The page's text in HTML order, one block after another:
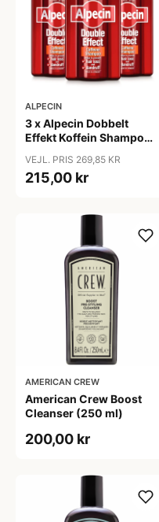
ALPECIN
3 x Alpecin Dobbelt
Effekt Koffein Shampoo
VEJL. PRIS 269,85 KR
215,00 kr
AMERICAN CREW
American Crew Boost
Cleanser (250 ml)
200,00 kr